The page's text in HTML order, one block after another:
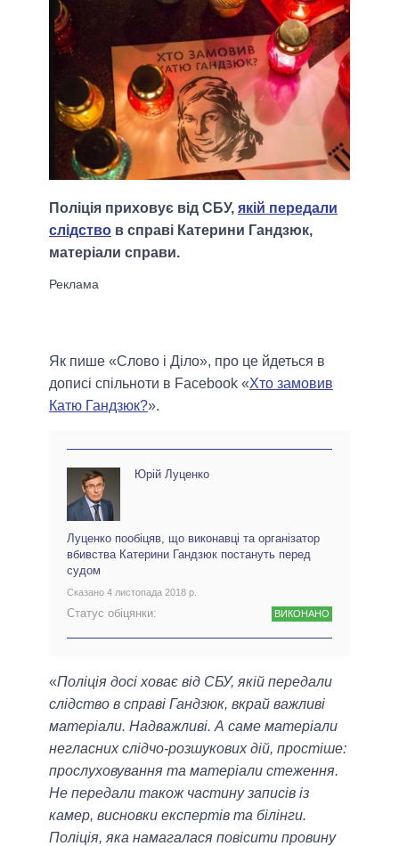
Поліція приховує від СБУ, якій передали
слідство в справі Катерини Гандзюк,
матеріали справи.
Як пише «Слово і Діло», про це йдеться в
дописі спільноти в Facebook «Хто замовив
Катю Гандзюк?».
Юрій Луценко
Луценко пообіцяв, що виконавці та організатор
вбивства Катерини Гандзюк постануть перед
судом
Сказано 4 листопада 2018 р.
Статус обіцянки: ВИКОНАНО
«Поліція досі ховає від СБУ, якій передали
слідство в справі Гандзюк, вкрай важливі
матеріали. Надважливі. А саме матеріали
негласних слідчо-розшукових дій, простіше:
прослуховування та матеріали стеження.
Не передали також частину записів із
камер, висновки експертів та білінги.
Поліція, яка намагалася повісити провину